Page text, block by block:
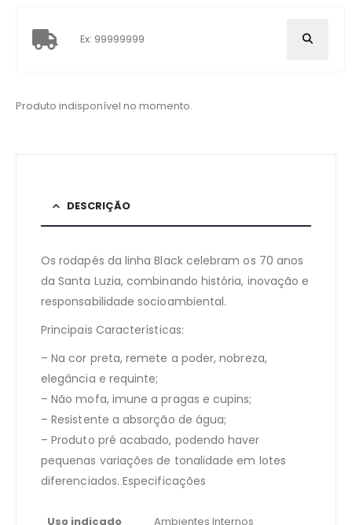
Produto indisponível no momento.
DESCRIÇÃO
Os rodapés da linha Black celebram os 70 anos
da Santa Luzia, combinando história, inovação e
responsabilidade socioambiental.
Principais Características:
– Na cor preta, remete a poder, nobreza,
elegância e requinte;
– Não mofa, imune a pragas e cupins;
– Resistente a absorção de água;
– Produto pré acabado, podendo haver
pequenas variações de tonalidade em lotes
diferenciados. Especificações
Uso indicado Ambientes Internos